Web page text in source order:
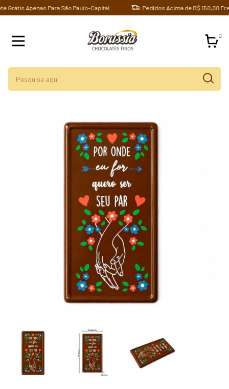
Apenas Para São Paulo-Capital. Pedidos Acima de R$ 150,00
0